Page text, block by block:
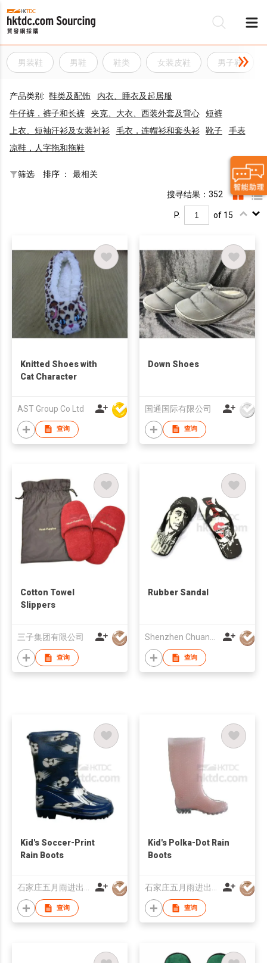
男装鞋 男鞋 鞋类 女装皮鞋 男子鞋
产品类别: 鞋类及配饰
内衣、睡衣及起居服
牛仔裤，裤子和长裤
夹克、大衣、西装外套及背心
短裤
上衣、短袖汗衫及女装衬衫
毛衣，连帽衫和套头衫 靴子
手表
凉鞋，人字拖和拖鞋
筛选 排序 ： 最相关
搜寻结果：352
P. of 15
Knitted Shoes with
Cat Character
AST Group Co Ltd
查询
Down Shoes
国通国际有限公司
查询
Cotton Towel
Slippers
三子集团有限公司
查询
Rubber Sandal
查询
Kid's Soccer-Print
Rain Boots
石家庄五月雨进出口有限公司
查询
Kid's Polka-Dot Rain
Boots
石家庄五月雨进出口有限公司
查询